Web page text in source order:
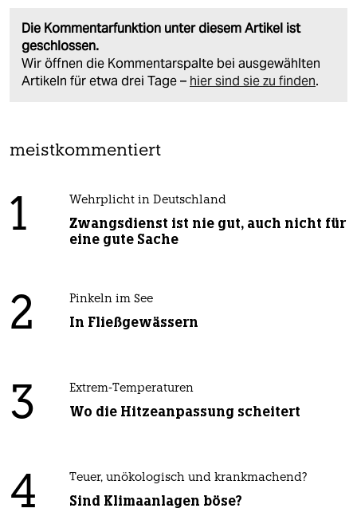
Die Kommentarfunktion unter diesem Artikel ist
geschlossen.
Wir öffnen die Kommentarspalte bei ausgewählten
Artikeln für etwa drei Tage – hier sind sie zu finden.
meistkommentiert
1 Wehrplicht in Deutschland
Zwangsdienst ist nie gut, auch nicht für
eine gute Sache
2 Pinkeln im See
In Fließgewässern
3 Extrem-Temperaturen
Wo die Hitzeanpassung scheitert
4 Teuer, unökologisch und krankmachend?
Sind Klimaanlagen böse?